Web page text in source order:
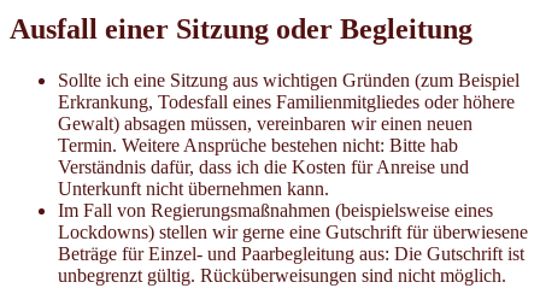
Ausfall einer Sitzung oder Begleitung
Sollte ich eine Sitzung aus wichtigen Gründen (zum Beispiel
Erkrankung, Todesfall eines Familienmitgliedes oder höhere
Gewalt) absagen müssen, vereinbaren wir einen neuen
Termin. Weitere Ansprüche bestehen nicht: Bitte hab
Verständnis dafür, dass ich die Kosten für Anreise und
Unterkunft nicht übernehmen kann.
Im Fall von Regierungsmaßnahmen (beispielsweise eines
Lockdowns) stellen wir gerne eine Gutschrift für überwiesene
Beträge für Einzel- und Paarbegleitung aus: Die Gutschrift ist
unbegrenzt gültig. Rücküberweisungen sind nicht möglich.